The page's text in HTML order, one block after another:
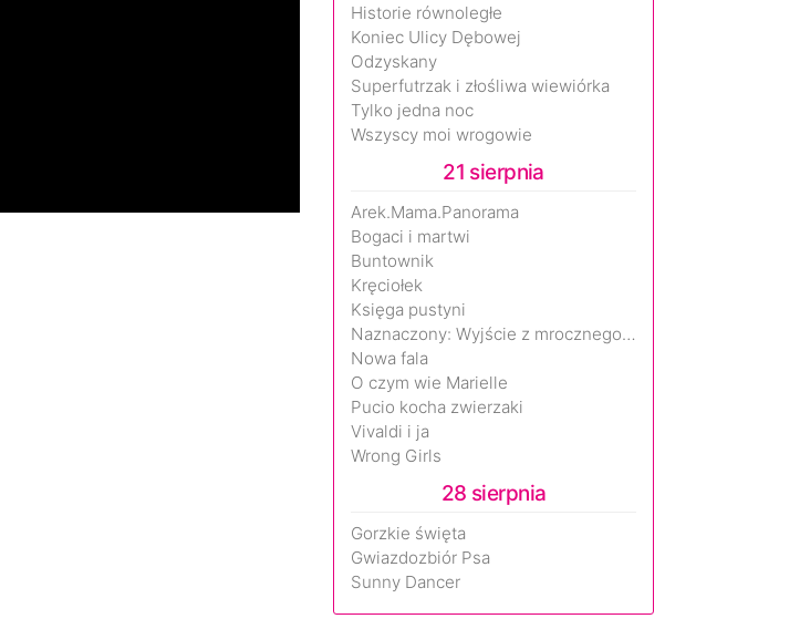
Historie równoległe
Koniec Ulicy Dębowej
Odzyskany
Superfutrzak i złośliwa wiewiórka
Tylko jedna noc
Wszyscy moi wrogowie
21 sierpnia
Arek.Mama.Panorama
Bogaci i martwi
Buntownik
Kręciołek
Księga pustyni
Naznaczony: Wyjście z mrocznego wymiaru
Nowa fala
O czym wie Marielle
Pucio kocha zwierzaki
Vivaldi i ja
Wrong Girls
28 sierpnia
Gorzkie święta
Gwiazdozbiór Psa
Sunny Dancer